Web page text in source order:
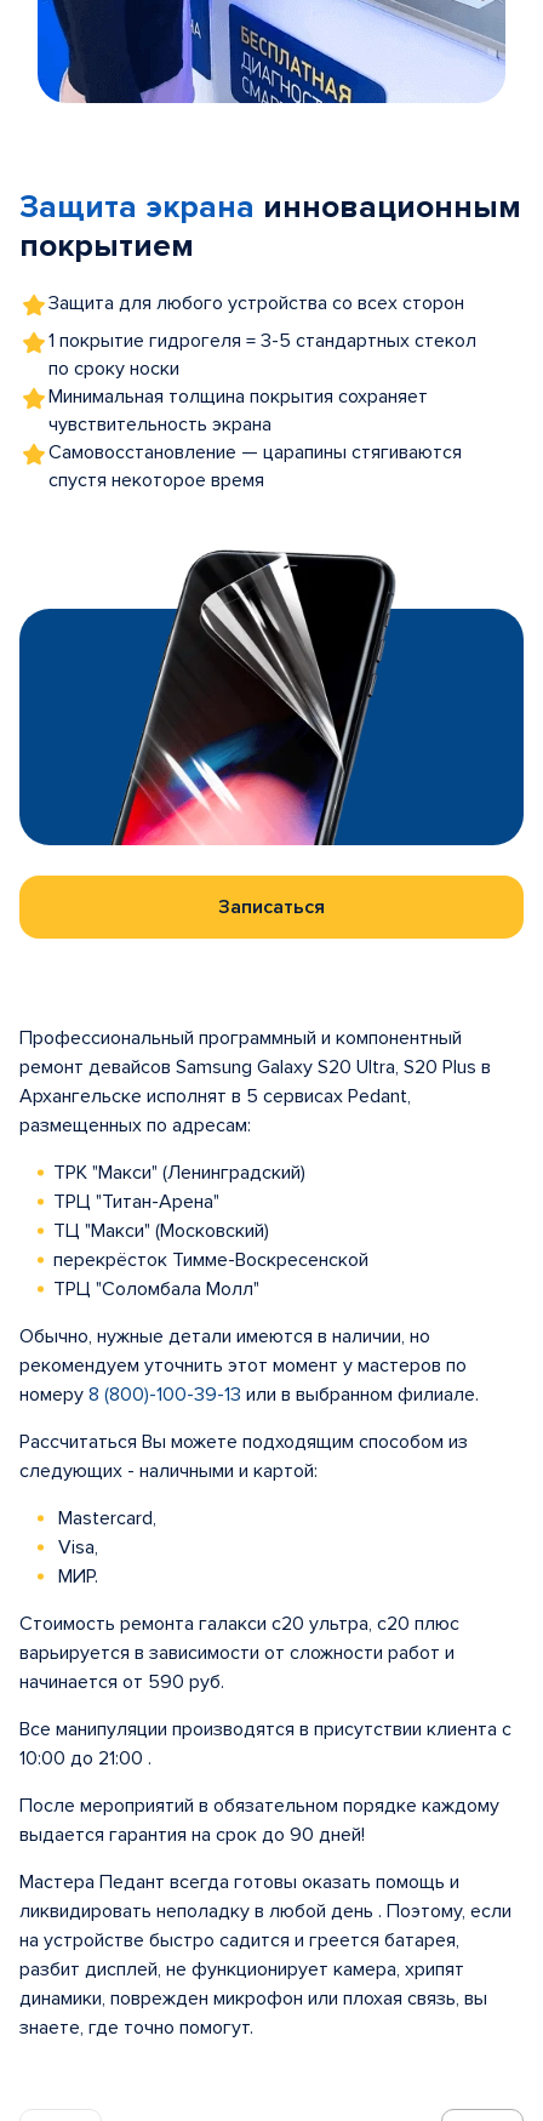
5
Защита экрана инновационным
покрытием
Защита для любого устройства со всех сторон
1 покрытие гидрогеля = 3-5 стандартных стекол
по сроку носки
Минимальная толщина покрытия сохраняет
чувствительность экрана
Самовосстановление — царапины стягиваются
спустя некоторое время
Записаться
Профессиональный программный и компонентный
ремонт девайсов Samsung Galaxy S20 Ultra, S20 Plus в
Архангельске исполнят в 5 сервисах Pedant,
размещенных по адресам:
ТРК "Макси" (Ленинградский)
ТРЦ "Титан-Арена"
ТЦ "Макси" (Московский)
перекрёсток Тимме-Воскресенской
ТРЦ "Соломбала Молл"
Обычно, нужные детали имеются в наличии, но
рекомендуем уточнить этот момент у мастеров по
номеру 8 (800)-100-39-13 или в выбранном филиале.
Рассчитаться Вы можете подходящим способом из
следующих - наличными и картой:
Mastercard,
Visa,
МИР.
Стоимость ремонта галакси с20 ультра, с20 плюс
варьируется в зависимости от сложности работ и
начинается от 590 руб.
Все манипуляции производятся в присутствии клиента с
10:00 до 21:00 .
После мероприятий в обязательном порядке каждому
выдается гарантия на срок до 90 дней!
Мастера Педант всегда готовы оказать помощь и
ликвидировать неполадку в любой день . Поэтому, если
на устройстве быстро садится и греется батарея,
разбит дисплей, не функционирует камера, хрипят
динамики, поврежден микрофон или плохая связь, вы
знаете, где точно помогут.